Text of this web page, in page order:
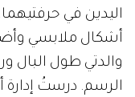
اليدين في
أشكال ملابسي
والدتي طول البال
الرسم. درستُ إدارة